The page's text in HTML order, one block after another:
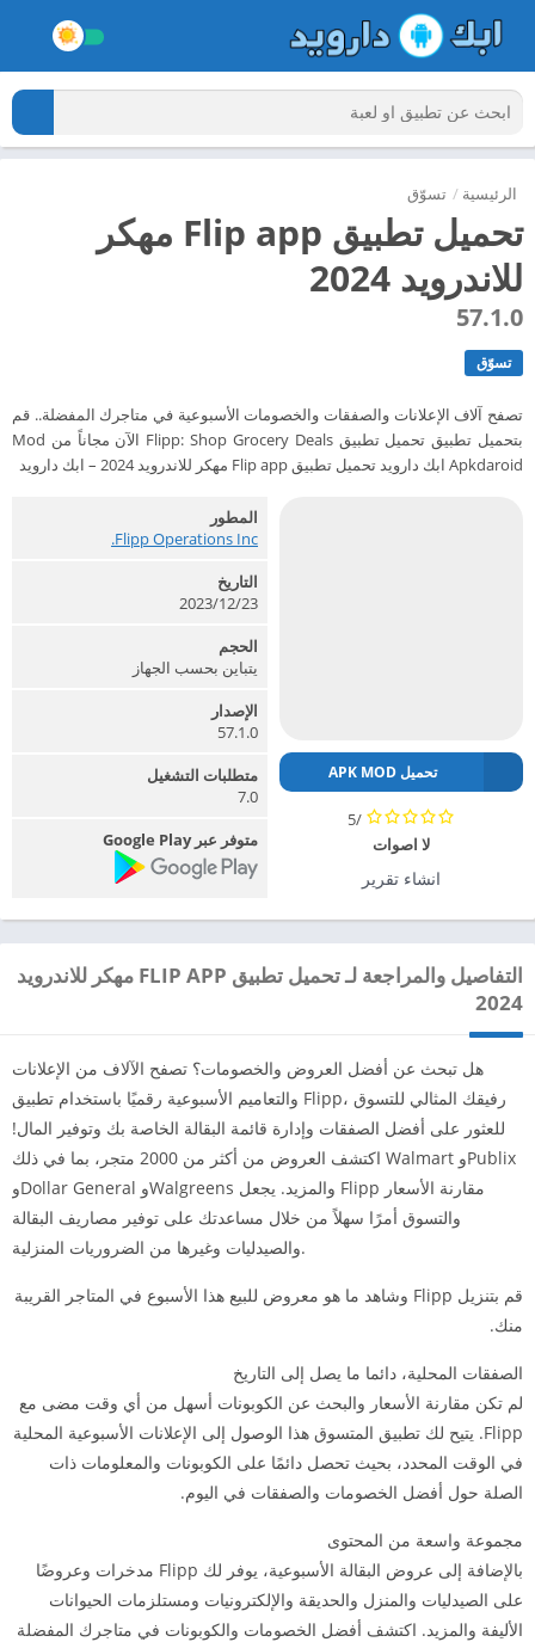
الرئيسية / تسوّق
تحميل تطبيق Flip app مهكر
للاندرويد 2024
57.1.0
تسوّق
تصفح آلاف الإعلانات والصفقات والخصومات الأسبوعية في متاجرك المفضلة.. قم
بتحميل تطبيق تحميل تطبيق Flipp: Shop Grocery Deals الآن مجاناً من Mod
Apkdaroid ابك دارويد تحميل تطبيق Flip app مهكر للاندرويد 2024 – ابك دارويد
تحميل APK MOD
/5
لا اصوات
انشاء تقرير
المطور
Flipp Operations Inc.‏
التاريخ
2023/12/23
الحجم
يتباين بحسب الجهاز
الإصدار
57.1.0
متطلبات التشغيل
7.0
متوفر عبر Google Play
التفاصيل والمراجعة لـ تحميل تطبيق FLIP APP مهكر للاندرويد
2024
هل تبحث عن أفضل العروض والخصومات؟ تصفح الآلاف من الإعلانات
والتعاميم الأسبوعية رقميًا باستخدام تطبيق Flipp، رفيقك المثالي للتسوق
للعثور على أفضل الصفقات وإدارة قائمة البقالة الخاصة بك وتوفير المال!
اكتشف العروض من أكثر من 2000 متجر، بما في ذلك Walmart وPublix
وDollar General وWalgreens والمزيد. يجعل Flipp مقارنة الأسعار
والتسوق أمرًا سهلاً من خلال مساعدتك على توفير مصاريف البقالة
والصيدليات وغيرها من الضروريات المنزلية.
قم بتنزيل Flipp وشاهد ما هو معروض للبيع هذا الأسبوع في المتاجر القريبة
منك.
الصفقات المحلية، دائما ما يصل إلى التاريخ
لم تكن مقارنة الأسعار والبحث عن الكوبونات أسهل من أي وقت مضى مع
Flipp. يتيح لك تطبيق المتسوق هذا الوصول إلى الإعلانات الأسبوعية المحلية
في الوقت المحدد، بحيث تحصل دائمًا على الكوبونات والمعلومات ذات
الصلة حول أفضل الخصومات والصفقات في اليوم.
مجموعة واسعة من المحتوى
بالإضافة إلى عروض البقالة الأسبوعية، يوفر لك Flipp مدخرات وعروضًا
على الصيدليات والمنزل والحديقة والإلكترونيات ومستلزمات الحيوانات
الأليفة والمزيد. اكتشف أفضل الخصومات والكوبونات في متاجرك المفضلة